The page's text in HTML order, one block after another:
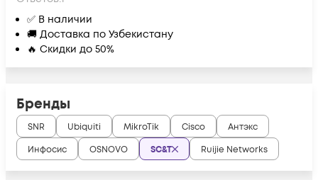
✅ В наличии
🚚 Доставка по Узбекистану
🔥 Скидки до 50%
Бренды
SNR Ubiquiti MikroTik Cisco
Антэкс
Инфосис
OSNOVO SC&T Ruijie Networks